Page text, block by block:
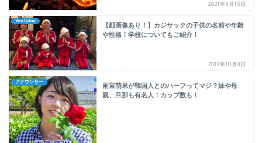
2021年8月15日
YouTuber
【顔画像あり！】カジサックの子供の名前や年齢
や性格！学校についてもご紹介！
2019年10月8日
アナウンサー
雨宮萌果が韓国人とのハーフってマジ？妹や母
親、旦那も有名人！カップ数も！